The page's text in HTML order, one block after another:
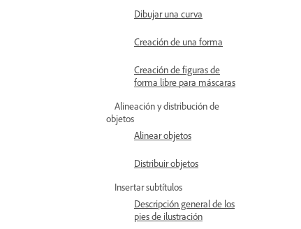
Dibujar una curva
Creación de una forma
Creación de figuras de
forma libre para máscaras
Alineación y distribución de
objetos
Alinear objetos
Distribuir objetos
Insertar subtítulos
Descripción general de los
pies de ilustración